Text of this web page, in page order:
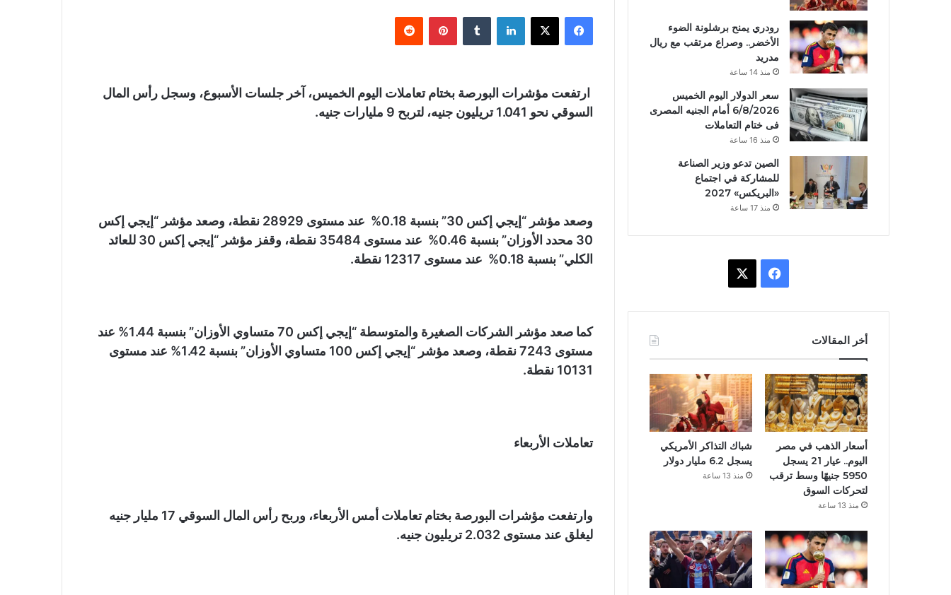
فيسبوك لينكدإن بينتيريست
ارتفعت مؤشرات البورصة بختام تعاملات اليوم الخميس، آخر جلسات الأسبوع، وسجل رأس المال
السوقي نحو 1.041 تريليون جنيه، لتربح 9 مليارات جنيه.
وصعد مؤشر “إيجي إكس 30” بنسبة 0.18% عند مستوى 28929 نقطة، وصعد مؤشر “إيجي إكس
30 محدد الأوزان” بنسبة 0.46% عند مستوى 35484 نقطة، وقفز مؤشر “إيجي إكس 30 للعائد
الكلي” بنسبة 0.18% عند مستوى 12317 نقطة.
كما صعد مؤشر الشركات الصغيرة والمتوسطة “إيجي إكس 70 متساوي الأوزان” بنسبة 1.44% عند
مستوى 7243 نقطة، وصعد مؤشر “إيجي إكس 100 متساوي الأوزان” بنسبة 1.42% عند مستوى
10131 نقطة.
تعاملات الأربعاء
وارتفعت مؤشرات البورصة بختام تعاملات أمس الأربعاء، وربح رأس المال السوقي 17 مليار جنيه
ليغلق عند مستوى 2.032 تريليون جنيه.
رودري يمنح برشلونة الضوء
الأخضر.. وصراع مرتقب مع ريال
مدريد
منذ 14 ساعة
سعر الدولار اليوم الخميس
6/8/2026 أمام الجنيه المصرى
فى ختام التعاملات
منذ 16 ساعة
الصين تدعو وزير الصناعة
للمشاركة في اجتماع
«البريكس» 2027
منذ 17 ساعة
ب
و
ك
أخر المقالات
أسعار الذهب في مصر
اليوم.. عيار 21 يسجل
5950 جنيهًا وسط ترقب
لتحركات السوق
منذ 13 ساعة
شباك التذاكر الأمريكي
يسجل 6.2 مليار دولار
منذ 13 ساعة